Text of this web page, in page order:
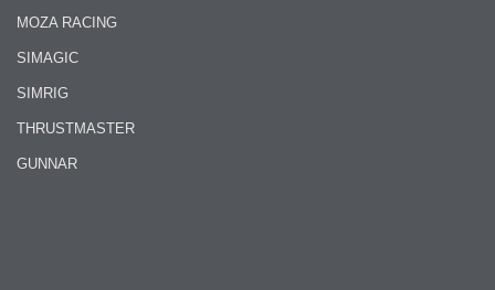
MOZA RACING
SIMAGIC
SIMRIG
THRUSTMASTER
GUNNAR